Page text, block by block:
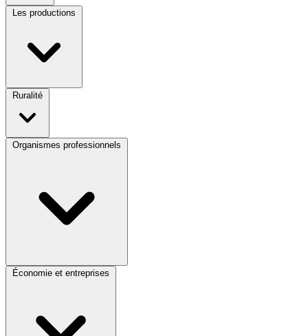
Les productions
Ruralité
Organismes professionnels
Économie et entreprises